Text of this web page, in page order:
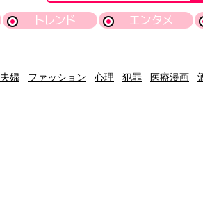
トレンド エンタメ
夫婦 ファッション 心理 犯罪 医療漫画